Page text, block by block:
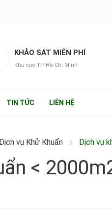
KHẢO SÁT MIỄN PHÍ
Khu vực TP Hồ Chí Minh
TIN TỨC LIÊN HỆ
Dịch vụ Khử Khuẩn Dịch vụ
<